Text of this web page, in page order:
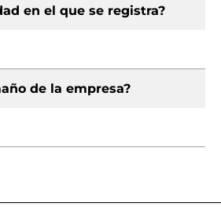
en el que se registra?
de la empresa?